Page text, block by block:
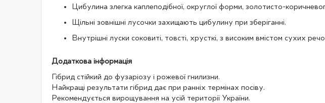
Цибулина злегка каплеподібної, округлої форми, золотисто-
Щільні зовнішні лусочки захищають цибулину при зберіганні.
Внутрішні луски соковиті, товсті, хрусткі, з високим вмістом сухих
Додаткова інформація
Гібрид стійкий до фузаріозу і рожевої гнилизни.
Найкращі результати гібрид дає при ранніх термінах посіву.
Рекомендується вирощування на усій території України.